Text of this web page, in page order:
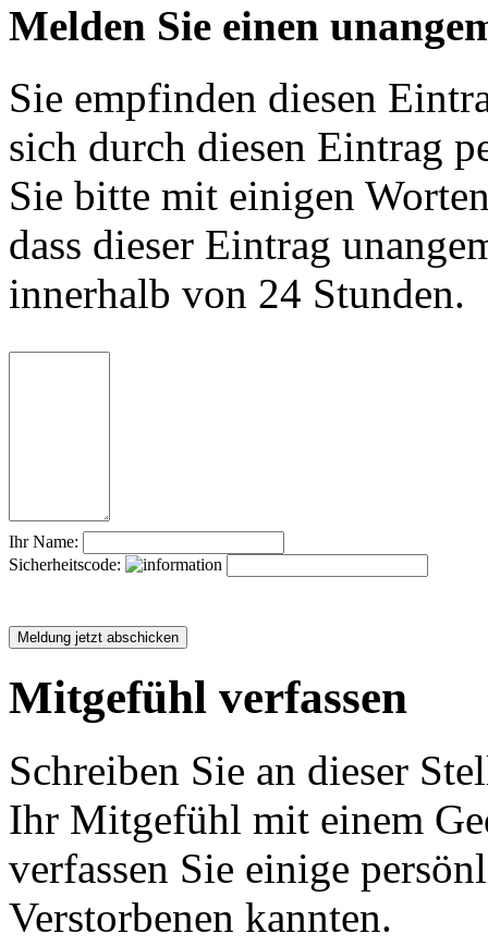
Melden Sie einen
Sie empfinden diesen
sich durch diesen Eintrag
Sie bitte mit einigen
dass dieser Eintrag
innerhalb von 24 Stunden.
Ihr Name:
Sicherheitscode:
Mitgefühl verfassen
Schreiben Sie an dieser
Ihr Mitgefühl mit einem
verfassen Sie einige
Verstorbenen kannten.